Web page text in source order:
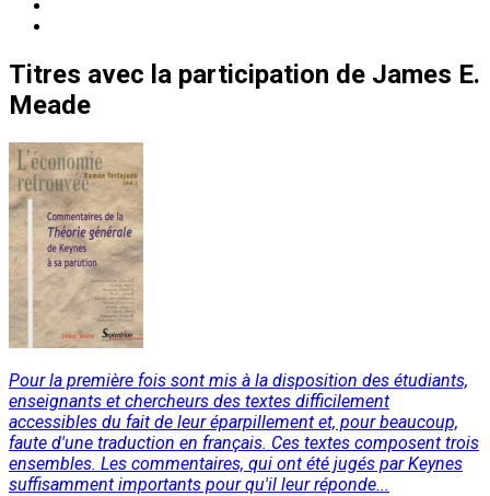
Titres avec la participation de James E.
Meade
Pour la première fois sont mis à la disposition des étudiants,
enseignants et chercheurs des textes difficilement
accessibles du fait de leur éparpillement et, pour beaucoup,
faute d'une traduction en français. Ces textes composent trois
ensembles. Les commentaires, qui ont été jugés par Keynes
suffisamment importants pour qu'il leur réponde...